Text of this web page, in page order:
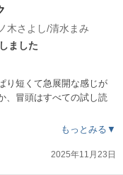
木さよし/清水まみ
ました
り短くて急展開な感じが
、冒頭はすべての試し読
もっとみる▼
2025年11月23日